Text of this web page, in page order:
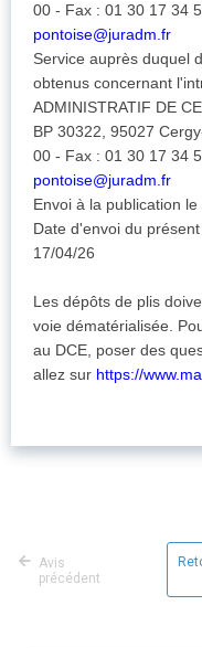
00 - Fax : 01 30 17 34
pontoise@juradm.fr
Service auprès duquel
obtenus concernant
ADMINISTRATIF DE
BP 30322, 95027
00 - Fax : 01 30 17 34
pontoise@juradm.fr
Envoi à la publication
Date d'envoi du
17/04/26
Les dépôts de plis
voie dématérialisée.
au DCE, poser des
allez sur https://
Avis
précédent